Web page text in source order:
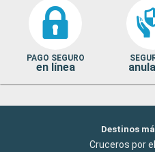
PAGO SEGURO
en línea
Destinos
Cruceros por